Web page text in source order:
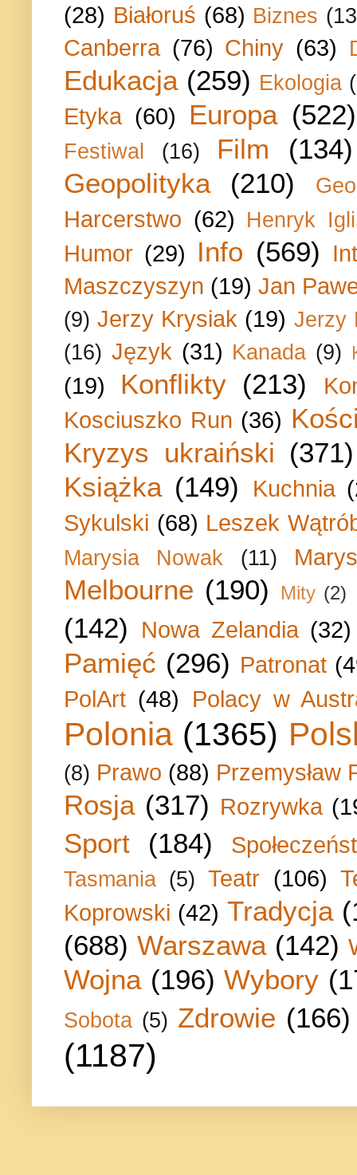
(28) Białoruś (68) Biznes
Canberra (76) Chiny (63)
Edukacja (259) Ekologia
Etyka (60) Europa (522)
Festiwal (16) Film
(134)
Geopolityka
(210)
Harcerstwo (62) Henryk
Humor (29) Info (569)
Maszczyszyn (19) Jan
(9) Jerzy Krysiak (19) Jerzy
(16) Język (31) Kanada (9)
(19) Konflikty (213)
Kosciuszko Run (36)
Kryzys ukraiński (371)
Książka (149) Kuchnia
Sykulski (68) Leszek
Marysia Nowak (11)
Melbourne (190) Mity (2)
(142) Nowa Zelandia (32)
Pamięć (296) Patronat
PolArt (48) Polacy w
Polonia (1365)
(8) Prawo (88) Przemysław
Rosja (317) Rozrywka
Sport (184)
Tasmania (5) Teatr (106)
Koprowski (42) Tradycja
(688) Warszawa (142)
Wojna (196) Wybory
Sobota (5) Zdrowie (166)
(1187)